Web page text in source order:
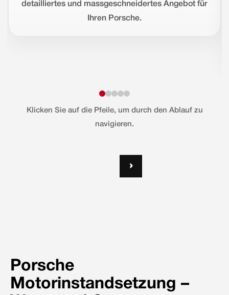
›
detailliertes und massgeschneidertes Angebot für
Ihren Porsche.
Klicken Sie auf die Pfeile, um durch den Ablauf zu
navigieren.
Porsche
Motorinstandsetzung –